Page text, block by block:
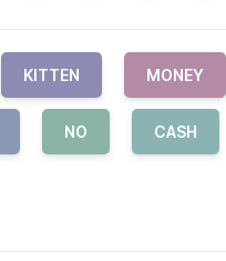
KITTEN MONEY
NO CASH